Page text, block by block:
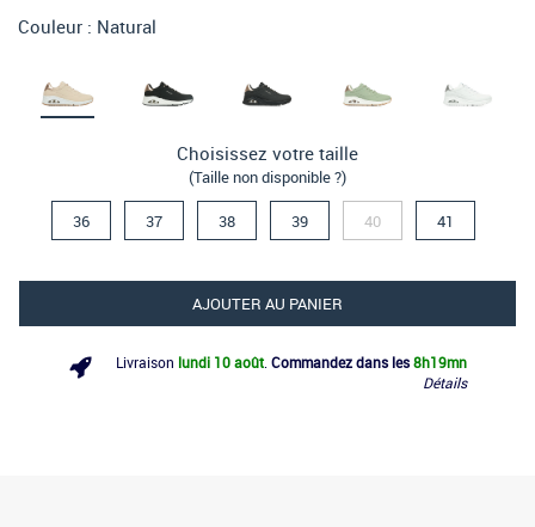
Couleur : Natural
Choisissez votre taille
(Taille non disponible ?)
36 37 38 39 40 41
AJOUTER AU PANIER
Livraison lundi 10 août. Commandez dans les 8h19mn
Détails